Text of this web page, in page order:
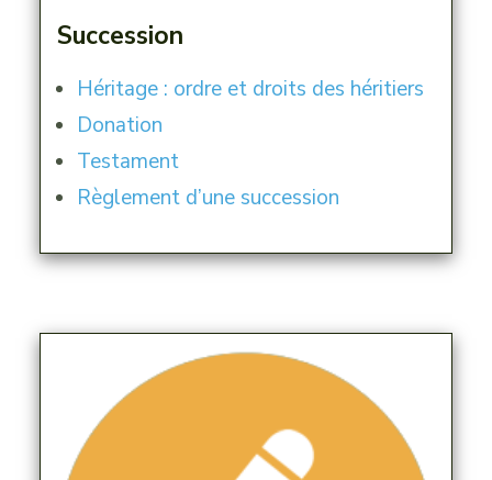
Succession
Héritage : ordre et droits des héritiers
Donation
Testament
Règlement d’une succession